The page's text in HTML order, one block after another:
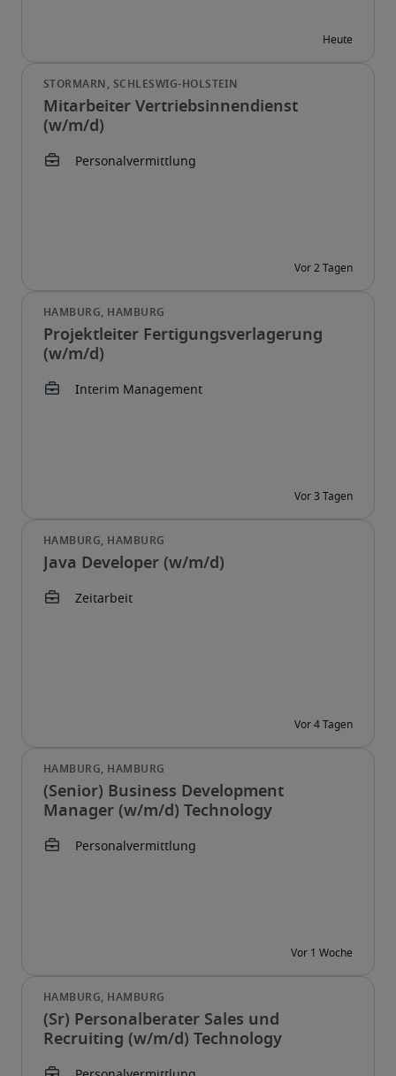
Mitarbeiter Vertriebsinnendienst
(w/m/d)
Projektleiter Fertigungsverlagerung
(w/m/d)
Java Developer (w/m/d)
(Senior) Business Development
Manager (w/m/d) Technology
(Sr) Personalberater Sales und
Recruiting (w/m/d) Technology